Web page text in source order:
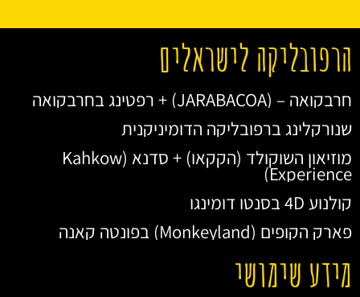
הרפובליקה לישראלים
חרבקואה – (JARABACOA) + רפטינג בחרבקואה
שנורקלינג ברפובליקה הדומיניקנית
מוזיאון השוקולד (הקקאו) + סדנא (Kahkow
Experience)
קולנוע 4D בסנטו דומינגו
פארק הקופים (Monkeyland) בפונטה קאנה
מידע שימושי